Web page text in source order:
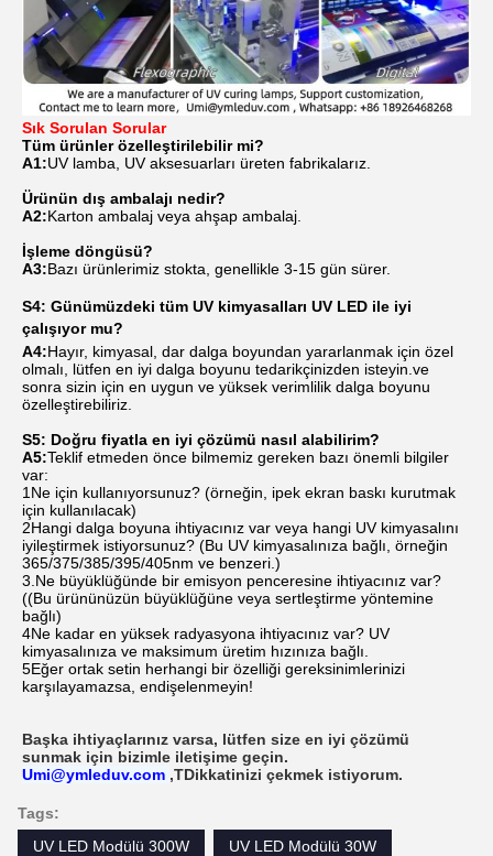
Sık Sorulan Sorular
Tüm ürünler özelleştirilebilir mi?
A1:UV lamba, UV aksesuarları üreten fabrikalarız.
Ürünün dış ambalajı nedir?
A2:Karton ambalaj veya ahşap ambalaj.
İşleme döngüsü?
A3:Bazı ürünlerimiz stokta, genellikle 3-15 gün sürer.
S4: Günümüzdeki tüm UV kimyasalları UV LED ile iyi
çalışıyor mu?
A4:Hayır, kimyasal, dar dalga boyundan yararlanmak için özel
olmalı, lütfen en iyi dalga boyunu tedarikçinizden isteyin.ve
sonra sizin için en uygun ve yüksek verimlilik dalga boyunu
özelleştirebiliriz.
S5: Doğru fiyatla en iyi çözümü nasıl alabilirim?
A5:Teklif etmeden önce bilmemiz gereken bazı önemli bilgiler
var:
1Ne için kullanıyorsunuz? (örneğin, ipek ekran baskı kurutmak
için kullanılacak)
2Hangi dalga boyuna ihtiyacınız var veya hangi UV kimyasalını
iyileştirmek istiyorsunuz? (Bu UV kimyasalınıza bağlı, örneğin
365/375/385/395/405nm ve benzeri.)
3.Ne büyüklüğünde bir emisyon penceresine ihtiyacınız var?
((Bu ürününüzün büyüklüğüne veya sertleştirme yöntemine
bağlı)
4Ne kadar en yüksek radyasyona ihtiyacınız var? UV
kimyasalınıza ve maksimum üretim hızınıza bağlı.
5Eğer ortak setin herhangi bir özelliği gereksinimlerinizi
karşılayamazsa, endişelenmeyin!
Başka ihtiyaçlarınız varsa, lütfen size en iyi çözümü
sunmak için bizimle iletişime geçin.
Umi@ymleduv.com ,TDikkatinizi çekmek istiyorum.
Tags:
UV LED Modülü 300W
UV LED Modülü 30W